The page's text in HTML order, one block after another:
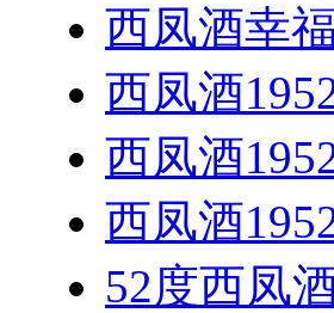
西凤酒幸
西凤酒
西凤酒
西凤酒
52度西凤